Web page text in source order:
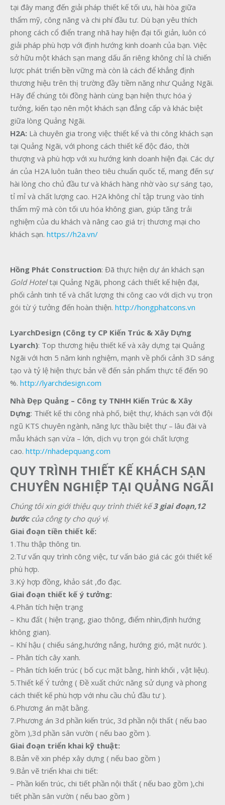
tại đây mang đến giải pháp thiết kế tối ưu, hài hòa giữa
thẩm mỹ, công năng và chi phí đầu tư. Dù bạn yêu thích
phong cách cổ điển trang nhã hay hiện đại tối giản, luôn có
giải pháp phù hợp với định hướng kinh doanh của bạn. Việc
sở hữu một khách sạn mang dấu ấn riêng không chỉ là chiến
lược phát triển bền vững mà còn là cách để khẳng định
thương hiệu trên thị trường đầy tiềm năng như Quảng Ngãi.
Hãy để chúng tôi đồng hành cùng bạn hiện thực hóa ý
tưởng, kiến tạo nên một khách sạn đẳng cấp và khác biệt
giữa lòng Quảng Ngãi.
H2A: Là chuyên gia trong việc thiết kế và thi công khách sạn
tại Quảng Ngãi, với phong cách thiết kế độc đáo, thời
thượng và phù hợp với xu hướng kinh doanh hiện đại. Các dự
án của H2A luôn tuân theo tiêu chuẩn quốc tế, mang đến sự
hài lòng cho chủ đầu tư và khách hàng nhờ vào sự sáng tạo,
tỉ mỉ và chất lượng cao. H2A không chỉ tập trung vào tính
thẩm mỹ mà còn tối ưu hóa không gian, giúp tăng trải
nghiệm của du khách và nâng cao giá trị thương mại cho
khách sạn. https://h2a.vn/
Hồng Phát Construction: Đã thực hiện dự án khách sạn
Gold Hoteltại Quảng Ngãi, phong cách thiết kế hiện đại,
phối cảnh tinh tế và chất lượng thi công cao với dịch vụ trọn
gói từ ý tưởng đến hoàn thiện. http://hongphatcons.vn
LyarchDesign (Công ty CP Kiến Trúc & Xây Dựng
Lyarch): Top thương hiệu thiết kế và xây dựng tại Quảng
Ngãi với hơn 5 năm kinh nghiệm, mạnh về phối cảnh 3D sáng
tạo và tỷ lệ hiện thực bản vẽ đến sản phẩm thực tế đến 90
%. http://lyarchdesign.com
Nhà Đẹp Quảng – Công ty TNHH Kiến Trúc & Xây
Dựng: Thiết kế thi công nhà phố, biệt thự, khách sạn với đội
ngũ KTS chuyên ngành, năng lực thầu biệt thự – lâu đài và
mẫu khách sạn vừa – lớn, dịch vụ trọn gói chất lượng
cao. http://nhadepquang.com
QUY TRÌNH THIẾT KẾ KHÁCH SẠN
CHUYÊN NGHIỆP TẠI QUẢNG NGÃI
Chúng tôi xin giới thiệu quy trình thiết kế 3 giai đoạn,12
bước của công ty cho quý vị.
Giai đoạn tiền thiết kế:
1.Thu thập thông tin.
2.Tư vấn quy trình công việc, tư vấn báo giá các gói thiết kế
phù hợp.
3.Ký hợp đồng, khảo sát ,đo đạc.
Giai đoạn thiết kế ý tưởng:
4.Phân tích hiện trạng
– Khu đất ( hiện trạng, giao thông, điểm nhìn,định hướng
không gian).
– Khí hậu ( chiếu sáng,hướng nắng, hướng gió, mặt nước ).
– Phân tích cây xanh.
– Phân tích kiến trúc ( bố cục mặt bằng, hình khối , vật liệu).
5.Thiết kế Ý tưởng ( Đề xuất chức năng sử dụng và phong
cách thiết kế phù hợp với nhu cầu chủ đầu tư ).
6.Phương án mặt bằng.
7.Phương án 3d phần kiến trúc, 3d phần nội thất ( nếu bao
gồm ),3d phần sân vườn ( nếu bao gồm ).
Giai đoạn triển khai kỹ thuật:
8.Bản vẽ xin phép xây dựng ( nếu bao gồm )
9.Bản vẽ triển khai chi tiết:
– Phần kiến trúc, chi tiết phần nội thất ( nếu bao gồm ),chi
tiết phần sân vườn ( nếu bao gồm )